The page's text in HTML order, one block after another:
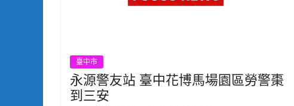
臺中市
永源警友站 臺中花博馬場園區勞警棗
到三安